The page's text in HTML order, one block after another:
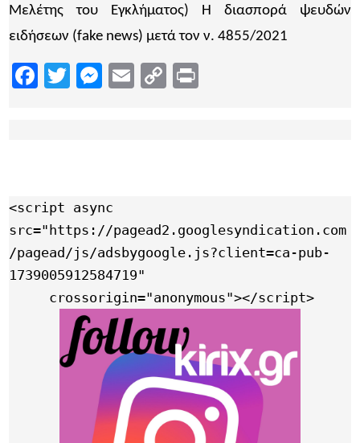
Μελέτης του Εγκλήματος) Η διασπορά ψευδών
ειδήσεων (fake news) μετά τον ν. 4855/2021
Facebook
TwitterMessenger
EmailCopy
<script async
src="https://pagead2.googlesyndication.com
/pagead/js/adsbygoogle.js?client=ca-pub-
1739005912584719"
     crossorigin="anonymous"></script>